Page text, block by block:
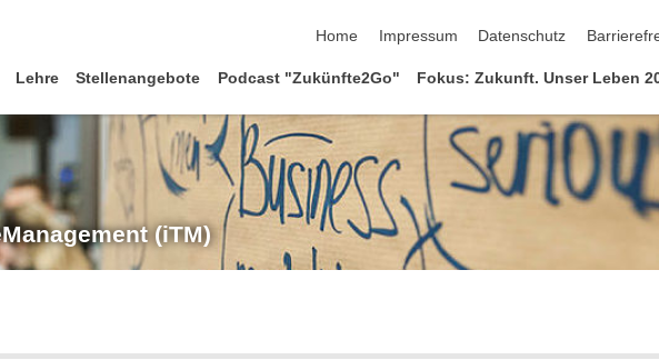
Home
Impressum Datenschutz
Lehre Stellenangebote Podcast "Zukünfte2Go" Fokus: Zukunft. Unser Leben
(iTM)